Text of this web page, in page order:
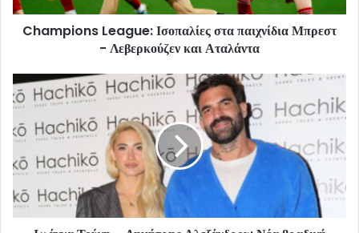
Champions League: Ισοπαλίες στα παιχνίδια Μπρεστ
- Λεβερκούζεν και Αταλάντα